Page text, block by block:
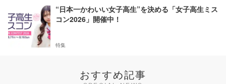
“日本一かわいい女子高生”を決める「女子高生ミス
コン2026」開催中！
特集
おすすめ記事